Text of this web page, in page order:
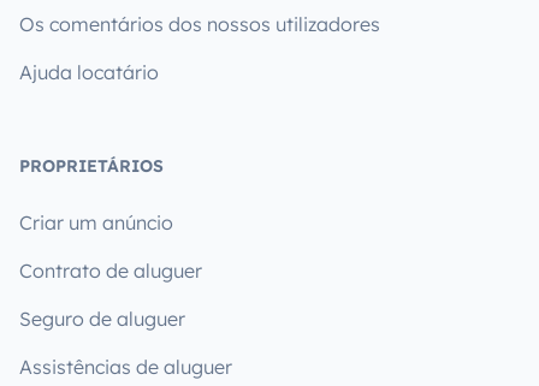
Os comentários dos nossos utilizadores
Ajuda locatário
PROPRIETÁRIOS
Criar um anúncio
Contrato de aluguer
Seguro de aluguer
Assistências de aluguer